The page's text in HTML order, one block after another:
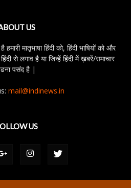
US
मातृभाषा हिंदी को, हिंदी भाषियों को और
से लगाव है या जिन्हें हिंदी में ख़बरें/समाचार
पसंद है |
mail@indinews.in
US